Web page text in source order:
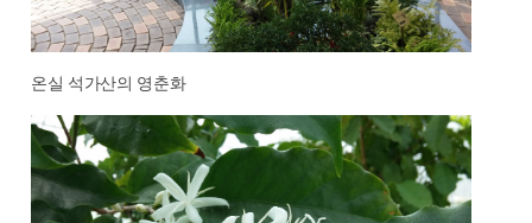
온실 석가산의 영춘화